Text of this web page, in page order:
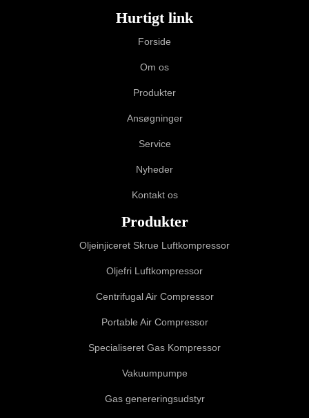
Hurtigt link
Forside
Om os
Produkter
Ansøgninger
Service
Nyheder
Kontakt os
Produkter
Oljeinjiceret Skrue Luftkompressor
Oljefri Luftkompressor
Centrifugal Air Compressor
Portable Air Compressor
Specialiseret Gas Kompressor
Vakuumpumpe
Gas genereringsudstyr